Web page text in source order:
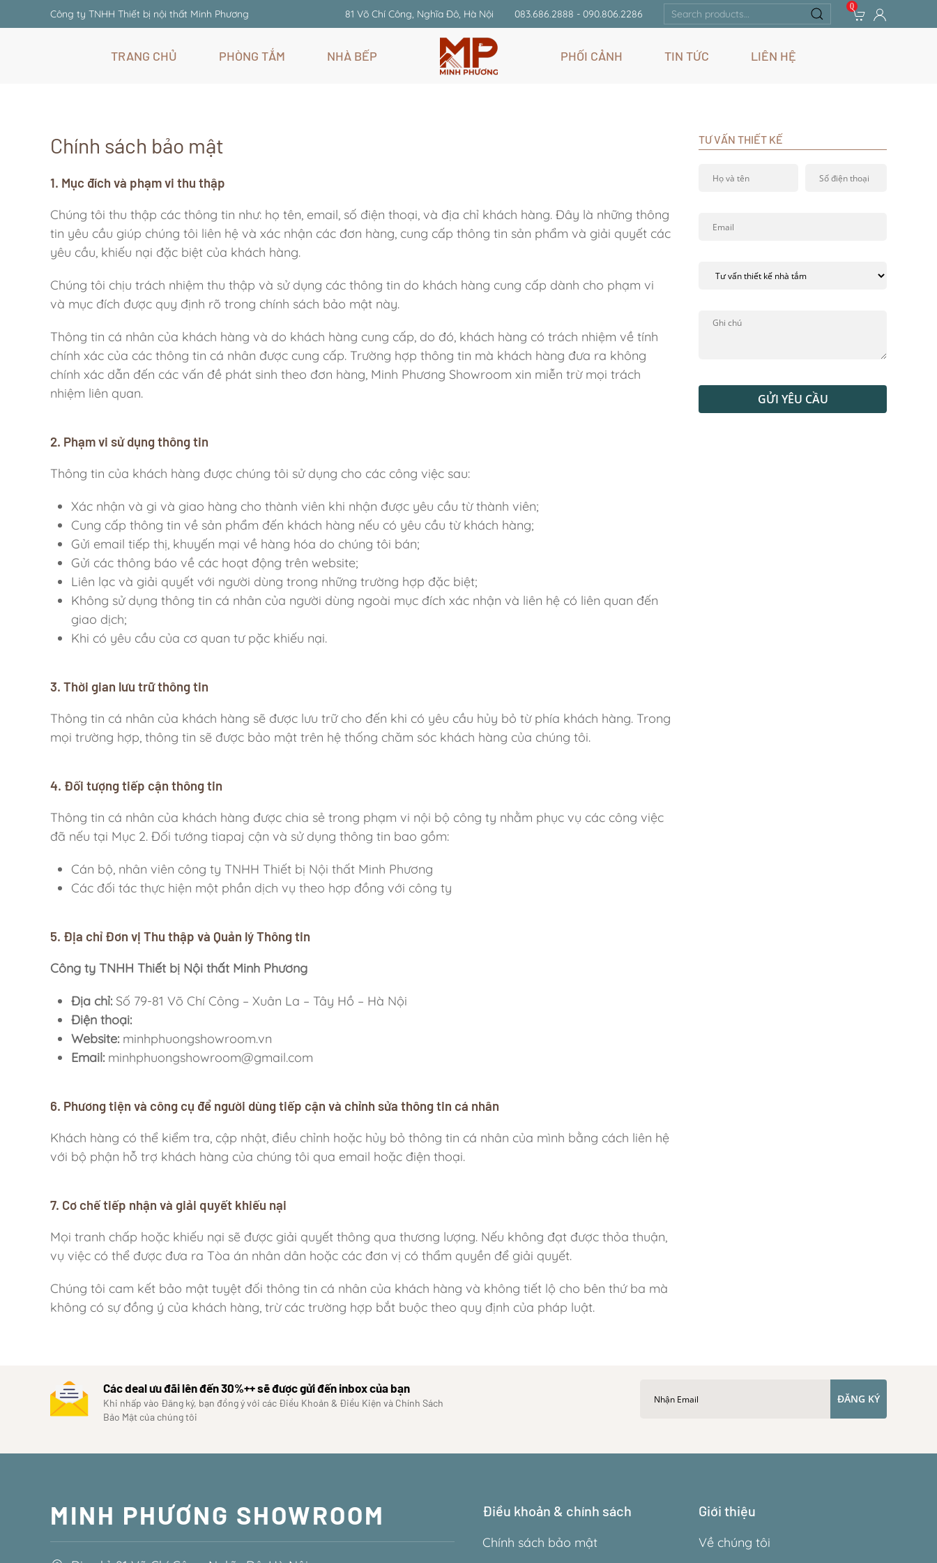
Công ty TNHH Thiết bị nội thất Minh Phương 81 Võ Chí Công, Nghĩa Đô, Hà Nội 083.686.2888 - 090.806.2286
Search
for:
0
TRANG CHỦ PHÒNG TẮM NHÀ BẾP PHỐI CẢNH TIN TỨC LIÊN HỆ
Chính sách bảo mật
1. Mục đích và phạm vi thu thập
Chúng tôi thu thập các thông tin như: họ tên, email, số điện thoại, và địa chỉ khách hàng. Đây là những thông
tin yêu cầu giúp chúng tôi liên hệ và xác nhận các đơn hàng, cung cấp thông tin sản phẩm và giải quyết các
yêu cầu, khiếu nại đặc biệt của khách hàng.
Chúng tôi chịu trách nhiệm thu thập và sử dụng các thông tin do khách hàng cung cấp dành cho phạm vi
và mục đích được quy định rõ trong chính sách bảo mật này.
Thông tin cá nhân của khách hàng và do khách hàng cung cấp, do đó, khách hàng có trách nhiệm về tính
chính xác của các thông tin cá nhân được cung cấp. Trường hợp thông tin mà khách hàng đưa ra không
chính xác dẫn đến các vấn đề phát sinh theo đơn hàng, Minh Phương Showroom xin miễn trừ mọi trách
nhiệm liên quan.
2. Phạm vi sử dụng thông tin
Thông tin của khách hàng được chúng tôi sử dụng cho các công việc sau:
Xác nhận và gi và giao hàng cho thành viên khi nhận được yêu cầu từ thành viên;
Cung cấp thông tin về sản phẩm đến khách hàng nếu có yêu cầu từ khách hàng;
Gửi email tiếp thị, khuyến mại về hàng hóa do chúng tôi bán;
Gửi các thông báo về các hoạt động trên website;
Liên lạc và giải quyết với người dùng trong những trường hợp đặc biệt;
Không sử dụng thông tin cá nhân của người dùng ngoài mục đích xác nhận và liên hệ có liên quan đến
giao dịch;
Khi có yêu cầu của cơ quan tư pặc khiếu nại.
3. Thời gian lưu trữ thông tin
Thông tin cá nhân của khách hàng sẽ được lưu trữ cho đến khi có yêu cầu hủy bỏ từ phía khách hàng. Trong
mọi trường hợp, thông tin sẽ được bảo mật trên hệ thống chăm sóc khách hàng của chúng tôi.
4. Đối tượng tiếp cận thông tin
Thông tin cá nhân của khách hàng được chia sẻ trong phạm vi nội bộ công ty nhằm phục vụ các công việc
đã nếu tại Mục 2. Đối tướng tiapaj cận và sử dụng thông tin bao gồm:
Cán bộ, nhân viên công ty TNHH Thiết bị Nội thất Minh Phương
Các đối tác thực hiện một phần dịch vụ theo hợp đồng với công ty
5. Địa chỉ Đơn vị Thu thập và Quản lý Thông tin
Công ty TNHH Thiết bị Nội thất Minh Phương
Địa chỉ: Số 79-81 Võ Chí Công – Xuân La – Tây Hồ – Hà Nội
Điện thoại:
Website: minhphuongshowroom.vn
Email: minhphuongshowroom@gmail.com
6. Phương tiện và công cụ để người dùng tiếp cận và chỉnh sửa thông tin cá nhân
Khách hàng có thể kiểm tra, cập nhật, điều chỉnh hoặc hủy bỏ thông tin cá nhân của mình bằng cách liên hệ
với bộ phận hỗ trợ khách hàng của chúng tôi qua email hoặc điện thoại.
7. Cơ chế tiếp nhận và giải quyết khiếu nại
Mọi tranh chấp hoặc khiếu nại sẽ được giải quyết thông qua thương lượng. Nếu không đạt được thỏa thuận,
vụ việc có thể được đưa ra Tòa án nhân dân hoặc các đơn vị có thẩm quyền để giải quyết.
Chúng tôi cam kết bảo mật tuyệt đối thông tin cá nhân của khách hàng và không tiết lộ cho bên thứ ba mà
không có sự đồng ý của khách hàng, trừ các trường hợp bắt buộc theo quy định của pháp luật.
TƯ VẤN THIẾT KẾ
GỬI YÊU CẦU
Các deal ưu đãi lên đến 30%++ sẽ được gửi đến inbox của bạn
Khi nhấp vào Đăng ký, bạn đồng ý với các Điều Khoản & Điều Kiện và Chính Sách
Bảo Mật của chúng tôi
ĐĂNG KÝ
MINH PHƯƠNG SHOWROOM Điều khoản & chính sách
Chính sách bảo mật
Giới thiệu
Về chúng tôi